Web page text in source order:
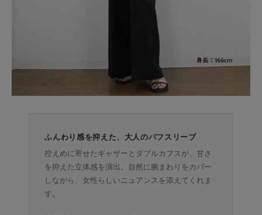
ふんわり感を抑えた、大人のパフスリーブ
控えめに寄せたギャザーとダブルカフスが、甘さ
を抑えた立体感を演出。自然に腕まわりをカバー
しながら、女性らしいニュアンスを添えてくれま
す。